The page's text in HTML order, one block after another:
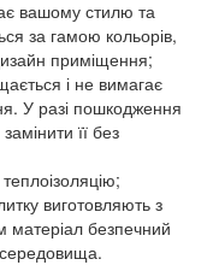
вашому стилю та
за гамою кольорів,
приміщення;
і не вимагає
У разі пошкодження
її без
виготовляють з
матеріал безпечний